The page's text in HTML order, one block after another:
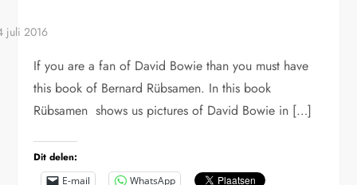
If you are a fan of David Bowie than you must have
this book of Bernard Rübsamen. In this book
Rübsamen shows us pictures of David Bowie in […]
Dit delen:
E-mail WhatsApp